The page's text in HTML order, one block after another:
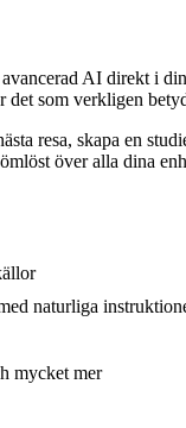
AI direkt i
som verkligen
resa, skapa en
över alla dina
naturliga
mycket mer